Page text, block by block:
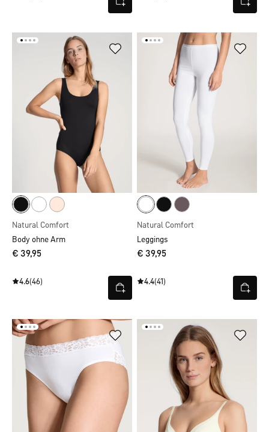
Natural Comfort
Body ohne Arm
€ 39,95
4.6(46)
Natural Comfort
Leggings
€ 39,95
4.4(41)